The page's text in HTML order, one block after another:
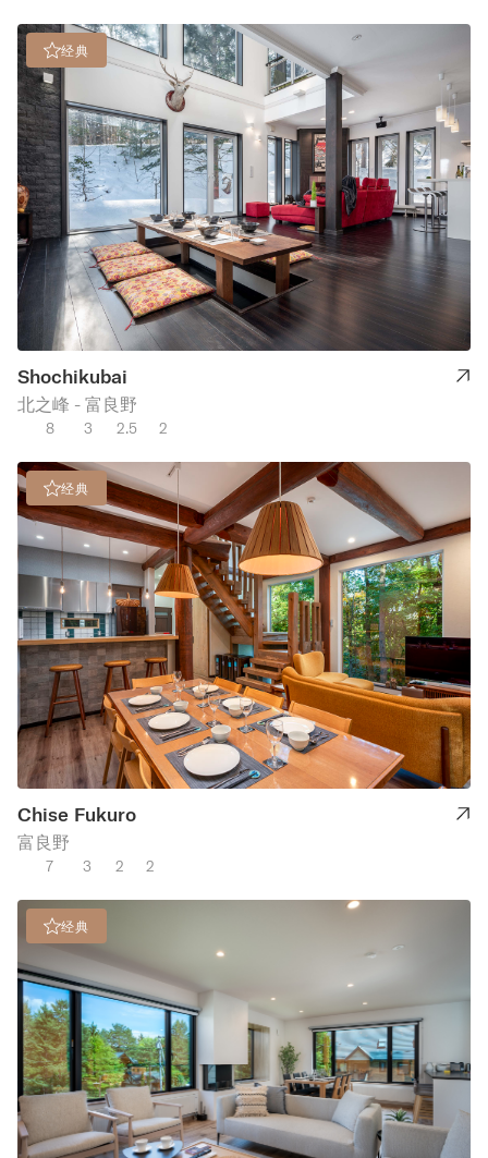
经典
Shochikubai
北之峰 - 富良野
8 3 2.5 2
经典
Chise Fukuro
富良野
7 3 2 2
经典